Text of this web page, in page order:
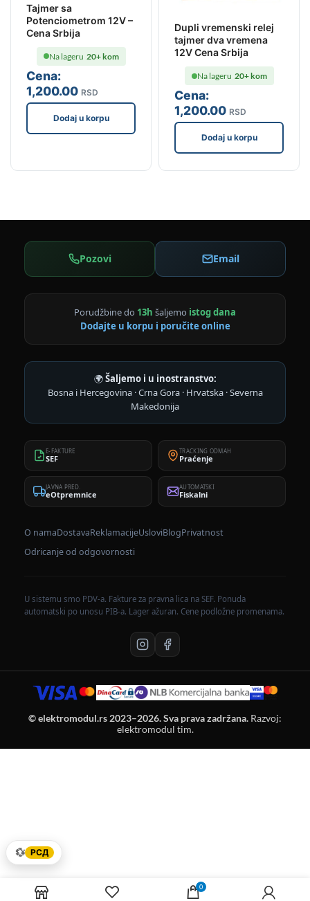
Tajmer sa
Potenciometrom 12V –
Cena Srbija
Cena:
1,200.00 RSD
Na lageru 20+ kom
Dodaj u korpu
Dupli vremenski relej
tajmer dva vremena
12V Cena Srbija
Cena:
1,200.00 RSD
Na lageru 20+ kom
Dodaj u korpu
Pozovi Email
Porudžbine do 13h šaljemo istog dana
Dodajte u korpu i poručite online
🌍Šaljemo i u inostranstvo:
Bosna i Hercegovina · Crna Gora · Hrvatska · Severna
Makedonija
E-FAKTURE
SEF
TRACKING ODMAH
Praćenje
JAVNA PRED.
eOtpremnice
AUTOMATSKI
Fiskalni
O namaDostavaReklamacijeUsloviBlogPrivatnost
Odricanje od odgovornosti
U sistemu smo PDV-a. Fakture za pravna lica na SEF. Ponuda
automatski po unosu PIB-a. Lager ažuran. Cene podložne promenama.
© elektromodul.rs 2023–2026. Sva prava zadržana. Razvoj:
elektromodul tim.
0
💱 РСД